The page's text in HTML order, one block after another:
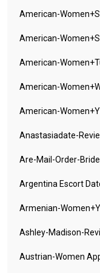
American-
American-
American-
American-
American-
Anastasiadate-
Are-Mail-Order-
Argentina Escort
Armenian-
Ashley-Madison-
Austrian-Women